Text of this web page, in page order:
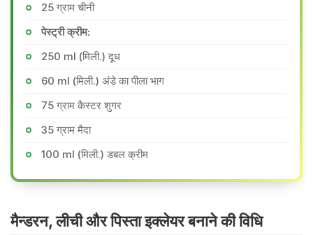
25 ग्राम चीनी
पेस्ट्री क्रीम:
250 ml (मिली.) दूध
60 ml (मिली.) अंडे का पीला भाग
75 ग्राम कैस्टर शुगर
35 ग्राम मैदा
100 ml (मिली.) डबल क्रीम
मैन्डरन, लीची और पिस्ता इक्लेयर बनाने की वि​धि